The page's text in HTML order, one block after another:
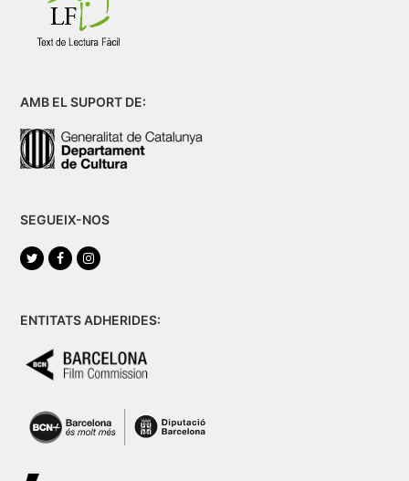
AMB EL SUPORT DE:
SEGUEIX-NOS
TwitterFacebookInstagram
ENTITATS ADHERIDES: